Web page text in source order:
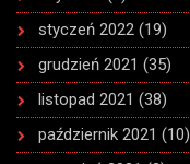
styczeń 2022 (19)
grudzień 2021 (35)
listopad 2021 (38)
październik 2021 (10)